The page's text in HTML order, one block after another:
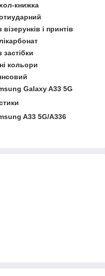
книжка
візерунків і принтів
застібки
кольори
Galaxy A33 5G
A33 5G/A336